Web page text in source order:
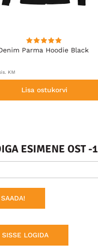
Parma Hoodie Black
KM
Lisa ostukorvi
ESIMENE OST -
LOGIDA